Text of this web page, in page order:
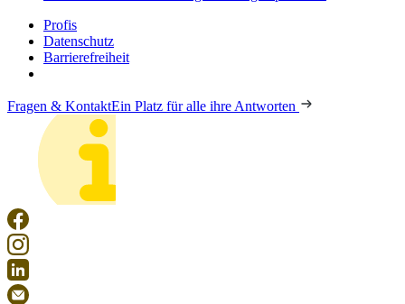
Profis
Datenschutz
Barrierefreiheit
Fragen & KontaktEin Platz für alle ihre Antworten